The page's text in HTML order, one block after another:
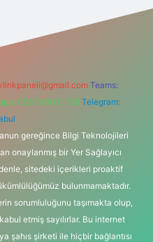
Teams:
0262 606 0 726 Telegram:
gereğince Bilgi Teknolojileri
onaylanmış bir Yer Sağlayıcı
sitedeki içerikleri proaktif
bulunmamaktadır.
sorumluluğunu taşımakta olup,
etmiş sayılırlar. Bu internet
şahıs şirketi ile hiçbir bağlantısı